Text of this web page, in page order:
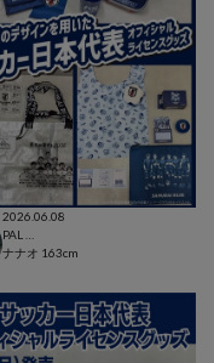
2026.06.08
ナナオ 163cm